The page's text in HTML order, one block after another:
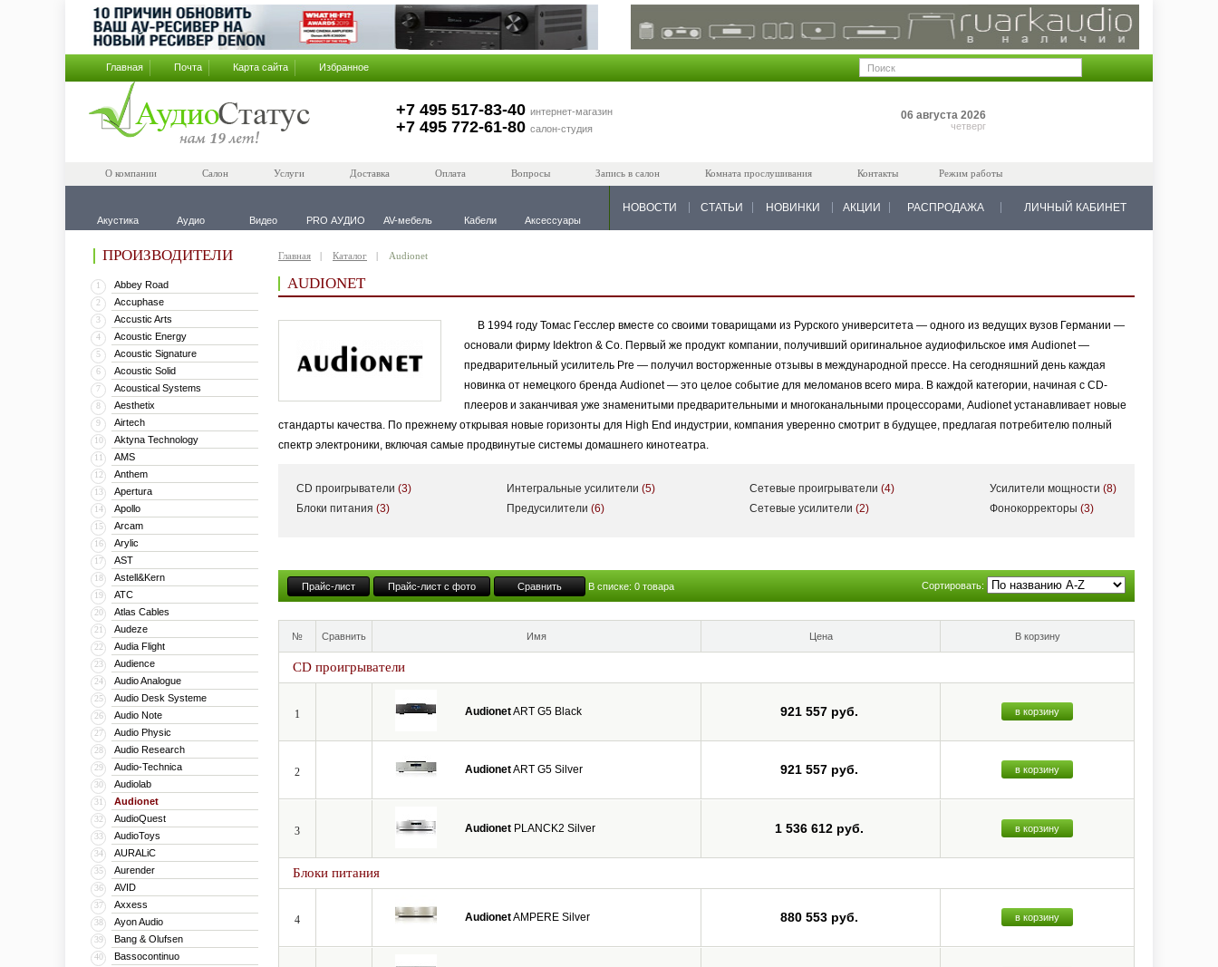
Главная Почта Карта сайта Избранное
+7 495 517-83-40 интернет-магазин
+7 495 772-61-80 салон-студия
06 августа 2026
четверг
О компании Салон Услуги Доставка Оплата Вопросы Запись в салон Комната прослушивания Контакты Режим работы
Акустика Аудио Видео PRO АУДИО AV-мебель Кабели Аксессуары
НОВОСТИ СТАТЬИ НОВИНКИ АКЦИИ РАСПРОДАЖА ЛИЧНЫЙ КАБИНЕТ
ПРОИЗВОДИТЕЛИ
1 Abbey Road
2 Accuphase
3 Accustic Arts
4 Acoustic Energy
5 Acoustic Signature
6 Acoustic Solid
7 Acoustical Systems
8 Aesthetix
9 Airtech
10 Aktyna Technology
11 AMS
12 Anthem
13 Apertura
14 Apollo
15 Arcam
16 Arylic
17 AST
18 Astell&Kern
19 ATC
20 Atlas Cables
21 Audeze
22 Audia Flight
23 Audience
24 Audio Analogue
25 Audio Desk Systeme
26 Audio Note
27 Audio Physic
28 Audio Research
29 Audio-Technica
30 Audiolab
31 Audionet
32 AudioQuest
33 AudioToys
34 AURALiC
35 Aurender
36 AVID
37 Axxess
38 Ayon Audio
39 Bang & Olufsen
40 Bassocontinuo
Главная Каталог Audionet
AUDIONET
В 1994 году Томас Гесслер вместе со своими товарищами из Рурского университета — одного из ведущих вузов Германии —
основали фирму Idektron & Co. Первый же продукт компании, получивший оригинальное аудиофильское имя Audionet —
предварительный усилитель Pre — получил восторженные отзывы в международной прессе. На сегодняшний день каждая
новинка от немецкого бренда Audionet — это целое событие для меломанов всего мира. В каждой категории, начиная с CD-
плееров и заканчивая уже знаменитыми предварительными и многоканальными процессорами, Audionet устанавливает новые
стандарты качества. По прежнему открывая новые горизонты для High End индустрии, компания уверенно смотрит в будущее, предлагая потребителю полный
спектр электроники, включая самые продвинутые системы домашнего кинотеатра.
CD проигрыватели (3)
Блоки питания (3)
Интегральные усилители (5)
Предусилители (6)
Сетевые проигрыватели(4)
Сетевые усилители(2)
Усилители мощности(8)
Фонокорректоры(3)
Прайс-лист Прайс-лист с фото Сравнить В списке: 0 товара Сортировать:
№ Сравнить Имя Цена В корзину
CD проигрыватели
1 AudionetART G5 Black 921 557 руб. в корзину
2 AudionetART G5 Silver 921 557 руб. в корзину
3 Audionet PLANCK2 Silver 1 536 612 руб. в корзину
Блоки питания
4 AudionetAMPERE Silver 880 553 руб. в корзину